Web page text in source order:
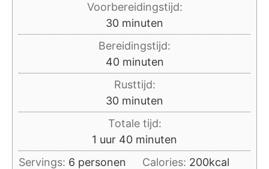
Voorbereidingstijd:
30minuten
minuten
Bereidingstijd:
40minuten
minuten
Rusttijd:
30minuten
minuten
Totale tijd:
1 uur
uur 40minuten
minuten
Servings: 6 personen Calories: 200kcal